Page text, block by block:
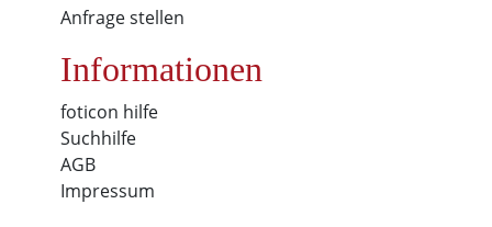
Anfrage stellen
Informationen
foticon hilfe
Suchhilfe
AGB
Impressum